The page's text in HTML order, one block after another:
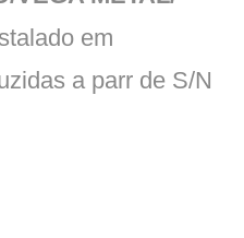
em
a parr de S/N